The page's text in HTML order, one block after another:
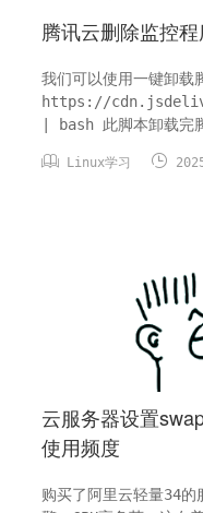
腾讯云删除监控
我们可以使用一键卸
https://
| bash 此脚本卸载完腾讯云的监控，但是腾讯云文件夹并
rf /usr/local/qcloud
 Linux学习 
云服务器设置
使用频度
购买了阿里云轻量34的